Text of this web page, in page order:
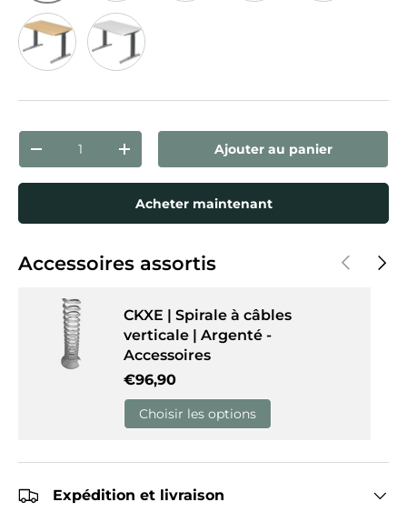
Chênes Noueux
Chêne
Diminuer la quantitéAugmenter la quantité
Ajouter au panier
Acheter maintenant
Accessoires assortis Précédent
CKXE | Spirale à câbles
verticale | Argenté -
Accessoires
Prix habituel
€96,90
Choisir les options
Expédition et livraison